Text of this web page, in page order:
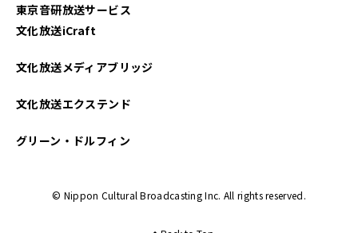
東京音研放送サービス
文化放送iCraft
文化放送メディアブリッジ
文化放送エクステンド
グリーン・ドルフィン
© Nippon Cultural Broadcasting Inc. All rights reserved.